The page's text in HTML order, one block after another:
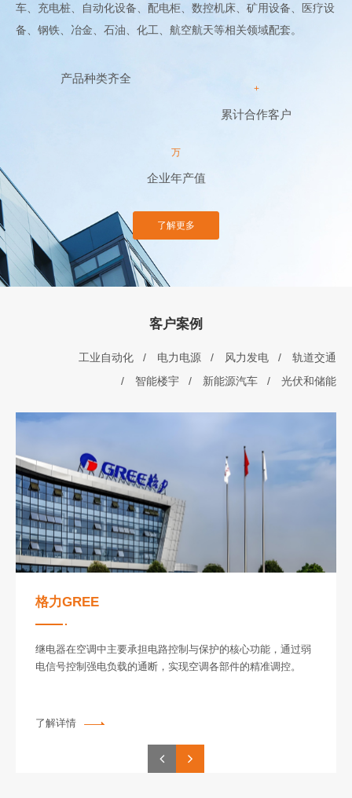
车、充电桩、自动化设备、配电柜、数控机床、矿用设备、医疗设
备、钢铁、冶金、石油、化工、航空航天等相关领域配套。
产品种类齐全
+
累计合作客户
万
企业年产值
了解更多
客户案例
工业自动化 电力电源 风力发电
轨道交通
智能楼宇
新能源汽车 光伏和储能
格力GREE
继电器在空调中主要承担‌电路控制与保护‌的核心功能，通过弱
电信号控制强电负载的通断，实现空调各部件的精准调控。
了解详情